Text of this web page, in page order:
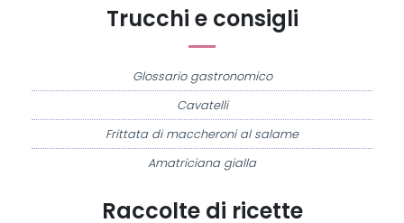
Raccolte di ricette
Trucchi e consigli
Glossario gastronomico
Cavatelli
Frittata di maccheroni al salame
Amatriciana gialla